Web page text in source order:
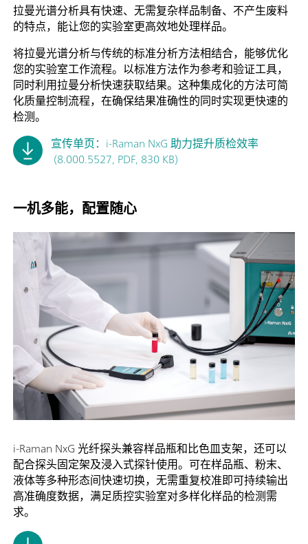
拉曼光谱分析具有快速、无需复杂样品制备、不产生废料
的特点，能让您的实验室更高效地处理样品。
将拉曼光谱分析与传统的标准分析方法相结合，能够优化
您的实验室工作流程。以标准方法作为参考和验证工具，
同时利用拉曼分析快速获取结果。这种集成化的方法可简
化质量控制流程，在确保结果准确性的同时实现更快速的
检测。
宣传单页：i-Raman NxG 助力提升质检效率
(8.000.5527, PDF, 830 KB)
一机多能，配置随心
i-Raman NxG 光纤探头兼容样品瓶和比色皿支架，还可以
配合探头固定架及浸入式探针使用。可在样品瓶、粉末、
液体等多种形态间快速切换，无需重复校准即可持续输出
高准确度数据，满足质控实验室对多样化样品的检测需
求。